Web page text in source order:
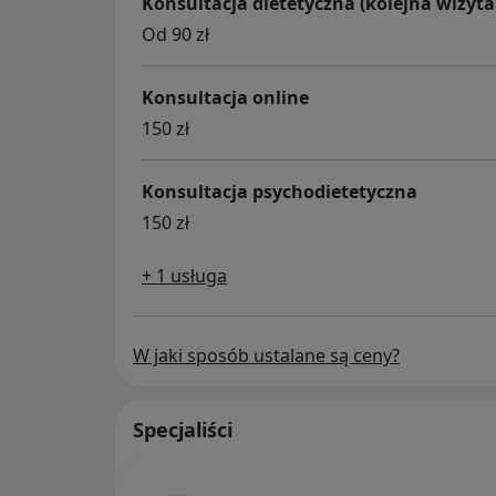
Od 90 zł
Konsultacja online
150 zł
Konsultacja psychodietetyczna
150 zł
+ 1 usługa
W jaki sposób ustalane są ceny?
Specjaliści